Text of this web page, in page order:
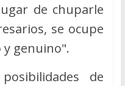
de chuparle
se ocupe
genuino".
de